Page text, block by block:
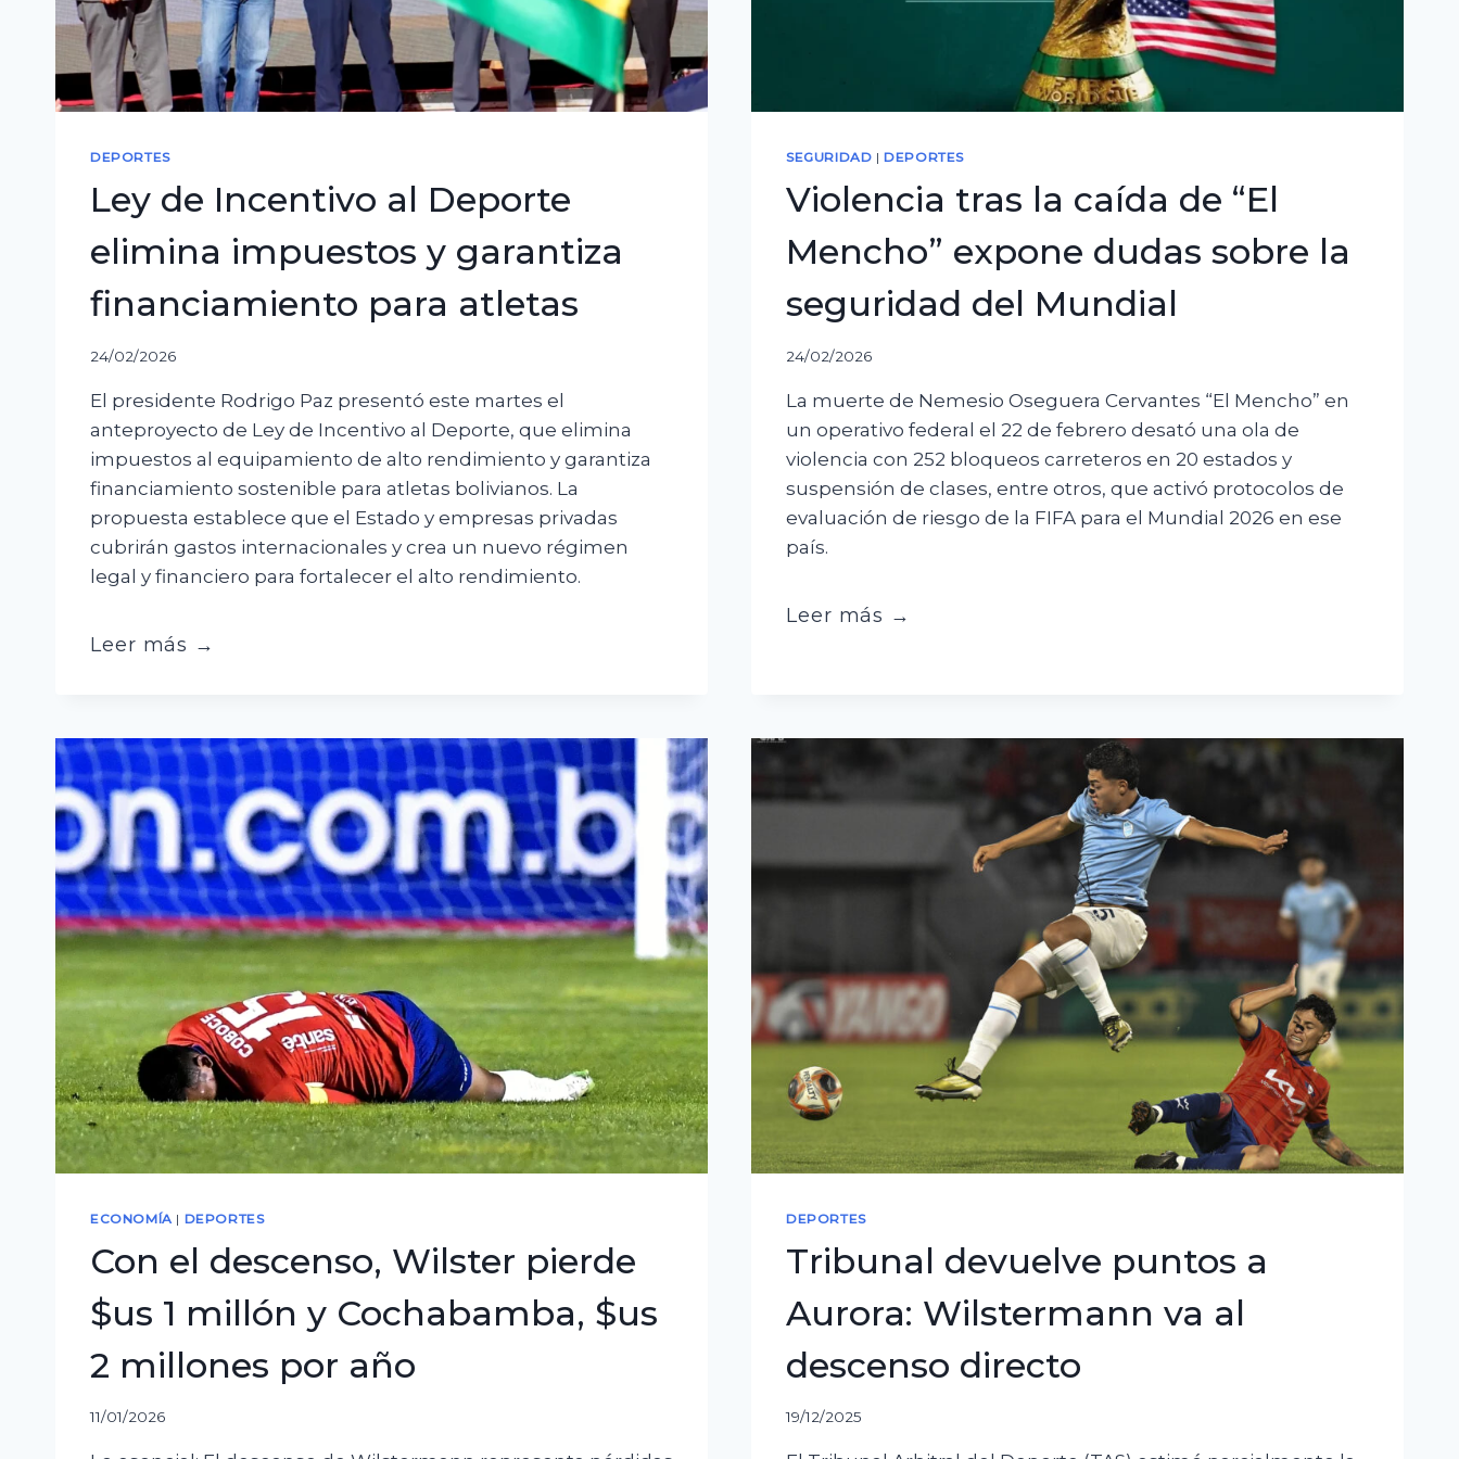
DEPORTES
Ley de Incentivo al Deporte
elimina impuestos y garantiza
financiamiento para atletas
24/02/2026
El presidente Rodrigo Paz presentó este martes el
anteproyecto de Ley de Incentivo al Deporte, que elimina
impuestos al equipamiento de alto rendimiento y garantiza
financiamiento sostenible para atletas bolivianos. La
propuesta establece que el Estado y empresas privadas
cubrirán gastos internacionales y crea un nuevo régimen
legal y financiero para fortalecer el alto rendimiento.
Leer más →
Ley
al
Deporte
elimina
impuestos
y
garantiza
financiamiento
para
SEGURIDAD |DEPORTES
Violencia tras la caída de “El
Mencho” expone dudas sobre la
seguridad del Mundial
24/02/2026
La muerte de Nemesio Oseguera Cervantes “El Mencho” en
un operativo federal el 22 de febrero desató una ola de
violencia con 252 bloqueos carreteros en 20 estados y
suspensión de clases, entre otros, que activó protocolos de
evaluación de riesgo de la FIFA para el Mundial 2026 en ese
país.
Leer más →
Violencia
de
Mencho”
dudas
sobre
del
Mundial
ECONOMÍA | DEPORTES
Con el descenso, Wilster pierde
$us 1 millón y Cochabamba, $us
2 millones por año
11/01/2026
DEPORTES
Tribunal devuelve puntos a
Aurora: Wilstermann va al
descenso directo
19/12/2025